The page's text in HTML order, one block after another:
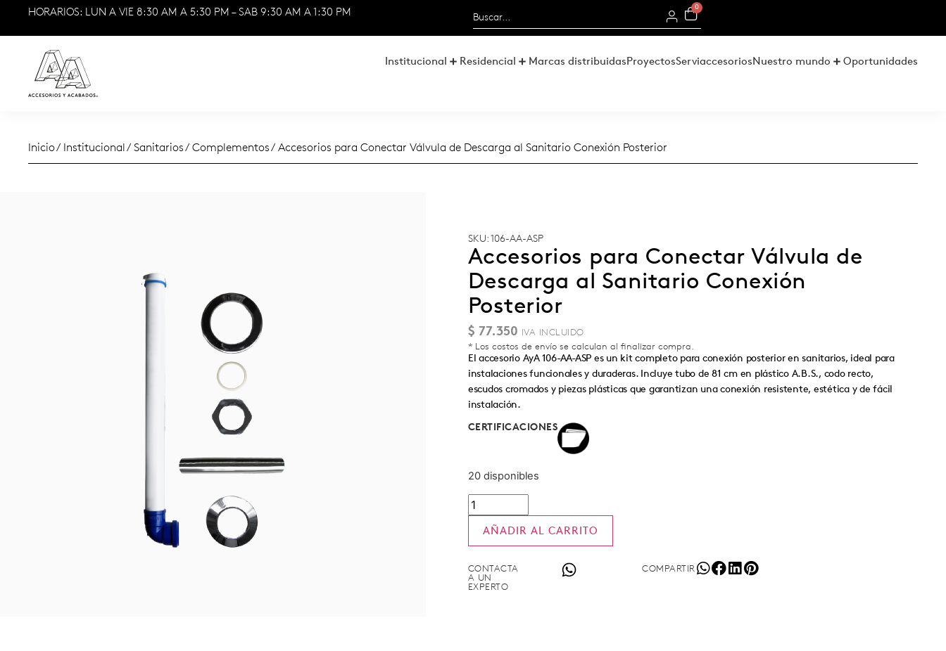
HORARIOS: LUN A VIE 8:30 AM A 5:30 PM – SAB 9:30 AM A 1:30 PM 0
Institucional Residencial Marcas distribuidasProyectosServiaccesoriosNuestro mundo Oportunidades
Inicio/ Institucional/ Sanitarios/ Complementos/ Accesorios para Conectar Válvula de Descarga al Sanitario Conexión Posterior
SKU: 106-AA-ASP
Accesorios para Conectar Válvula de
Descarga al Sanitario Conexión
Posterior
$ 77.350
* Los costos de envío se calculan al finalizar compra.
El accesorio AyA 106-AA-ASP es un kit completo para conexión posterior en sanitarios, ideal para
instalaciones funcionales y duraderas. Incluye tubo de 81 cm en plástico A.B.S., codo recto,
escudos cromados y piezas plásticas que garantizan una conexión resistente, estética y de fácil
instalación.
CERTIFICACIONES
20 disponibles
AÑADIR AL CARRITO
CONTACTA
A UN
EXPERTO
COMPARTIR